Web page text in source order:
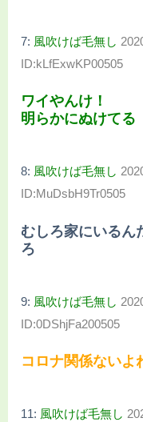
7: 風吹けば毛無し
ID:kLfExwKP00505
ワイやんけ！
明らかにぬけてる
8: 風吹けば毛無し
ID:MuDsbH9Tr0505
むしろ家にいるん
ろ
9: 風吹けば毛無し
ID:0DShjFa200505
コロナ関係ないよ
11: 風吹けば毛無し